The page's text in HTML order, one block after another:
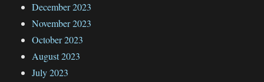
December 2023
November 2023
October 2023
August 2023
July 2023